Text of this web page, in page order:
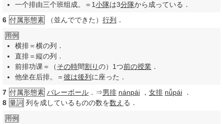
一个排由三个班组成。＝1小隊は3分隊から成っている．
6 付属形態素 （並んでできた） 行列 ．
用例
横排＝横の列．
直排＝縦の列．
前排功课＝（その時間割りの）1つ前の授業 ．
他坐在后排。＝彼は後列 に座った．
7 付属形態素 バレーボール ．⇒男排 nánpái ， 女排 nǚpái ．
8 量詞 列を成しているものの数を数え る．
用例